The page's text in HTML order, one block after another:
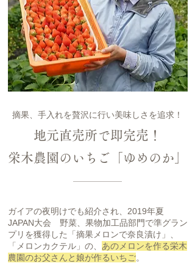
摘果、手入れを贅沢に行い美味しさを追求！
地元直売所で即完売！
ガイアの夜明けでも紹介され、2019年夏
JAPAN大会 野菜、果物加工品部門で準グラン
プリを獲得した「摘果メロンで奈良漬け」、
「メロンカクテル」の、 あのメロンを作る栄木
農園のお父さんと娘が作るいちご。
栄木農園のいちご「ゆめのか」